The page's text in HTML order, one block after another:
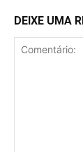
DEIXE UMA